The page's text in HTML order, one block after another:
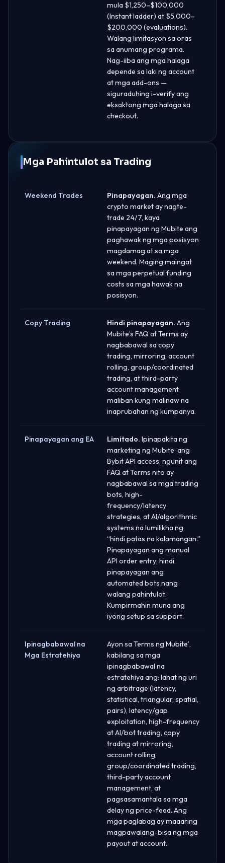
mula $1,250–$100,000
(Instant ladder) at $5,000–
$200,000 (evaluations).
Walang limitasyon sa oras
sa anumang programa.
Nag-iiba ang mga halaga
depende sa laki ng account
at mga add-ons —
siguraduhing i-verify ang
eksaktong mga halaga sa
checkout.
Mga Pahintulot sa Trading
Weekend Trades Pinapayagan. Ang mga
crypto market ay nagte-
trade 24/7, kaya
pinapayagan ng Mubite ang
paghawak ng mga posisyon
magdamag at sa mga
weekend. Maging maingat
sa mga perpetual funding
costs sa mga hawak na
posisyon.
Copy Trading Hindi pinapayagan. Ang
Mubite’s FAQ at Terms ay
nagbabawal sa copy
trading, mirroring, account
rolling, group/coordinated
trading, at third-party
account management
maliban kung malinaw na
inaprubahan ng kumpanya.
Pinapayagan ang EA Limitado. Ipinapakita ng
marketing ng Mubite’ ang
Bybit API access, ngunit ang
FAQ at Terms nito ay
nagbabawal sa mga trading
bots, high-
frequency/latency
strategies, at AI/algorithmic
systems na lumilikha ng
“hindi patas na kalamangan.”
Pinapayagan ang manual
API order entry; hindi
pinapayagan ang
automated bots nang
walang pahintulot.
Kumpirmahin muna ang
iyong setup sa support.
Ipinagbabawal na
Mga Estratehiya
Ayon sa Terms ng Mubite’,
kabilang sa mga
ipinagbabawal na
estratehiya ang: lahat ng uri
ng arbitrage (latency,
statistical, triangular, spatial,
pairs), latency/gap
exploitation, high-frequency
at AI/bot trading, copy
trading at mirroring,
account rolling,
group/coordinated trading,
third-party account
management, at
pagsasamantala sa mga
delay ng price-feed. Ang
mga paglabag ay maaaring
magpawalang-bisa ng mga
payout at account.